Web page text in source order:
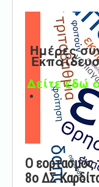
Ημέρες
Δείτε εδώ
Ο εορτασμός
8ο ΔΣ